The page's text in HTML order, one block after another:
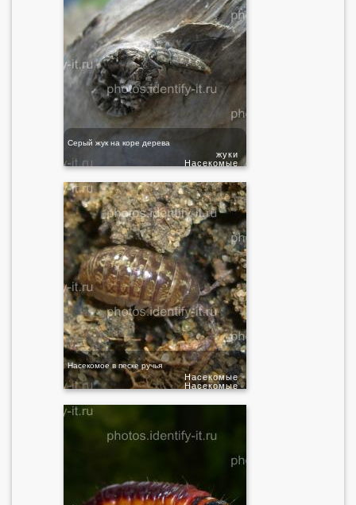
Серый жук на коре дерева
Насекомые
жуки
Насекомое в песке ручья
Насекомые
Насекомые